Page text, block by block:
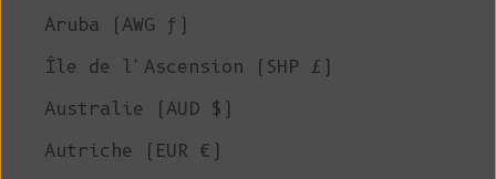
Aruba (AWG ƒ)
Île de l'Ascension (SHP £)
Australie (AUD $)
Autriche (EUR €)